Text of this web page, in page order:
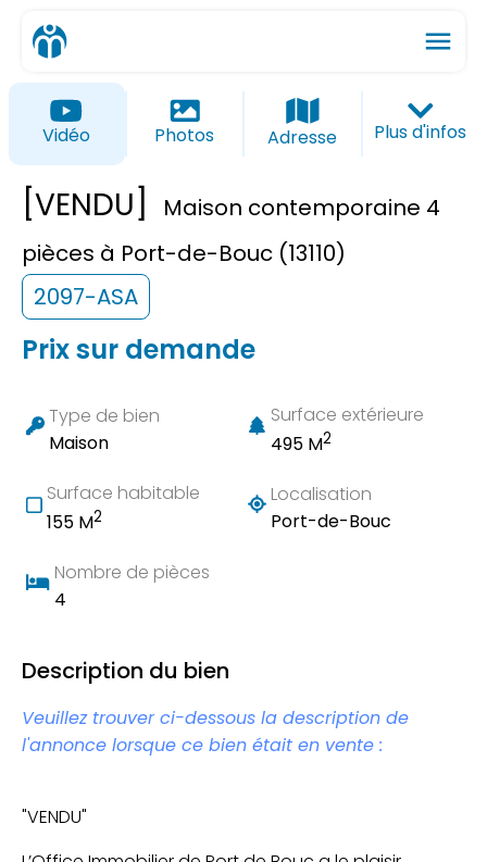
menu
ios_share
Vidéo Photos Adresse Plus d'infos
[VENDU]
Maison contemporaine 4
pièces à Port-de-Bouc (13110)
2097-ASA
Prix sur demande
Type de bien
Maison
Surface extérieure
495 M2
Surface habitable
155 M2
Localisation
Port-de-Bouc
Nombre de pièces
4
Description du bien
Veuillez trouver ci-dessous la description de
l'annonce lorsque ce bien était en vente :
"VENDU"